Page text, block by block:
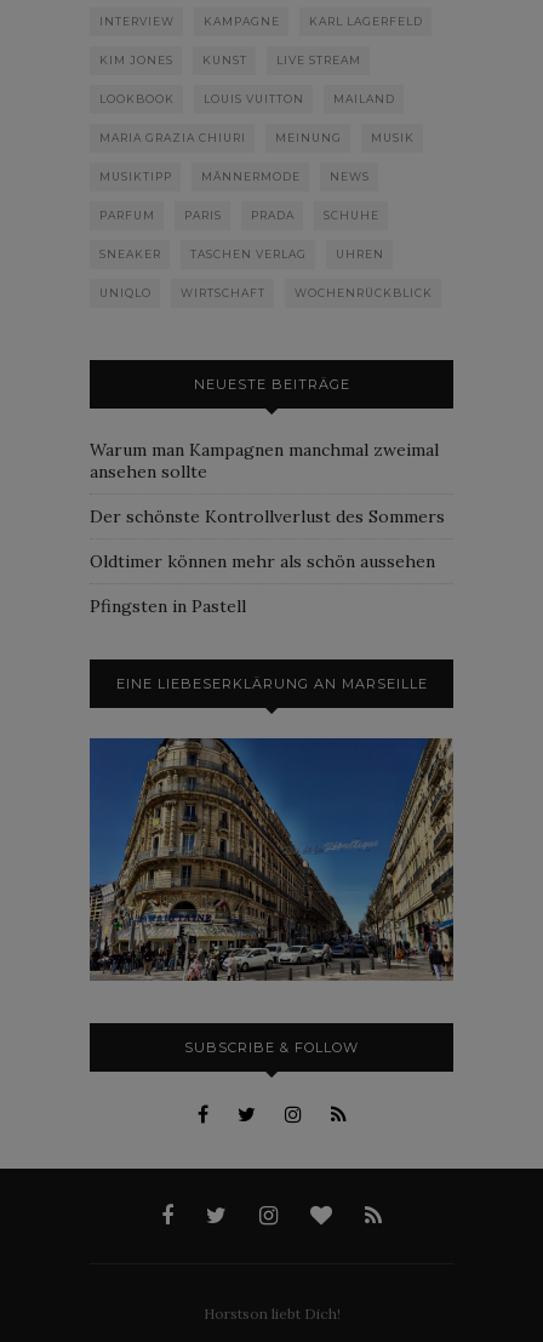
INTERVIEW KAMPAGNE KARL LAGERFELD
KIM JONES KUNST LIVE STREAM
LOOKBOOK LOUIS VUITTON MAILAND
MARIA GRAZIA CHIURI MEINUNG MUSIK
MUSIKTIPP MÄNNERMODE NEWS
PARFUM PARIS PRADA SCHUHE
SNEAKER TASCHEN VERLAG UHREN
UNIQLO WIRTSCHAFT WOCHENRÜCKBLICK
NEUESTE BEITRÄGE
Warum man Kampagnen manchmal zweimal
ansehen sollte
Der schönste Kontrollverlust des Sommers
Oldtimer können mehr als schön aussehen
Pfingsten in Pastell
EINE LIEBESERKLÄRUNG AN MARSEILLE
SUBSCRIBE & FOLLOW
Horstson liebt Dich!